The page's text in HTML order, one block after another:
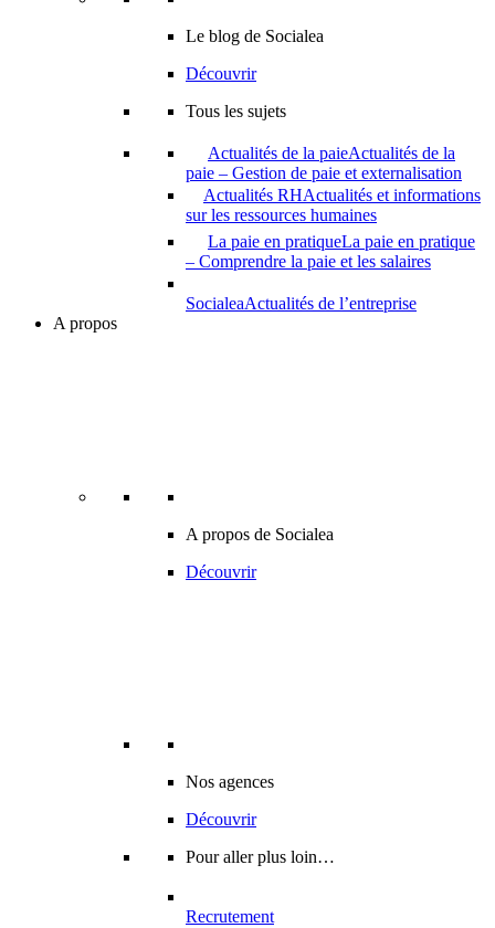
Le blog de Socialea
Découvrir
Tous les sujets
Actualités de la paieActualités de la
paie – Gestion de paie et externalisation
Actualités RHActualités et informations
sur les ressources humaines
La paie en pratiqueLa paie en pratique
– Comprendre la paie et les salaires
SocialeaActualités de l’entreprise
A propos
A propos de Socialea
Découvrir
Nos agences
Découvrir
Pour aller plus loin…
Recrutement